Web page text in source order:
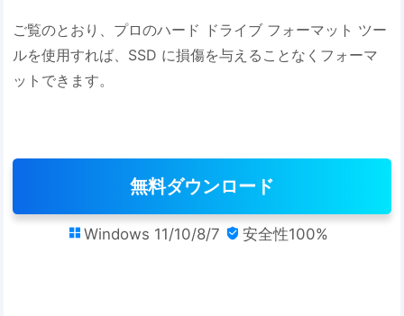
ご覧のとおり、プロのハード ドライブ フォーマット ツー
ルを使用すれば、SSD に損傷を与えることなくフォーマ
ットできます。
無料ダウンロード
 Windows 11/10/8/7  安全性100%